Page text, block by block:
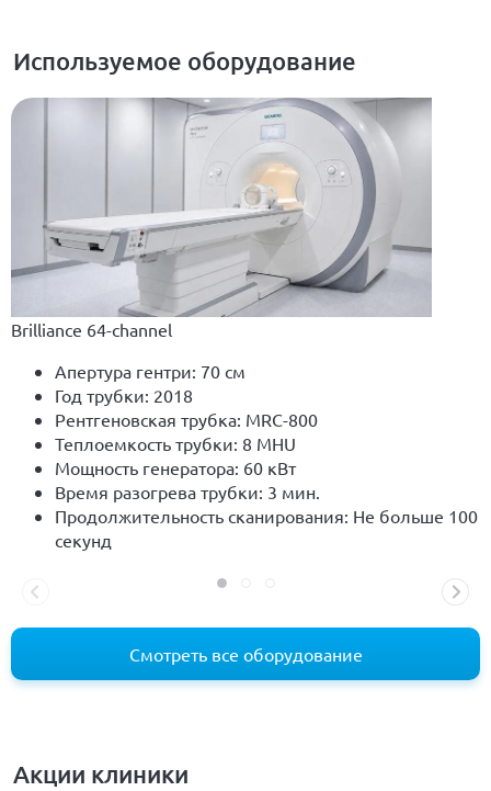
Используемое оборудование
Смотреть все оборудование
Brilliance 64-channel
Апертура гентри: 70 см
Год трубки: 2018
Рентгеновская трубка: MRC-800
Теплоемкость трубки: 8 MHU
Мощность генератора: 60 кВт
Время разогрева трубки: 3 мин.
Продолжительность сканирования: Не больше 100
секунд
Акции клиники